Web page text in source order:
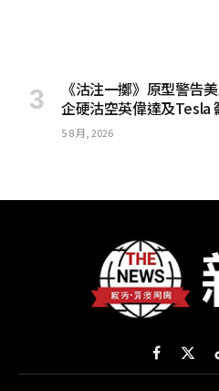
《沽注一擲》原型警告
企硬沽空英偉達及Tesla
5 8 月, 2026
Facebook
X